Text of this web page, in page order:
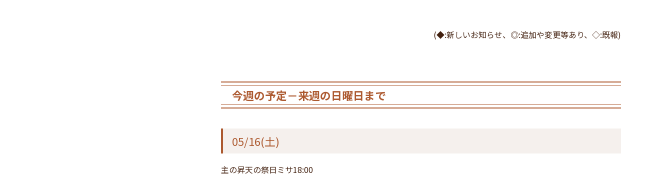
(◆:新しいお知らせ、◎:追加や変更等あり、◇:既報)
今週の予定－来週の日曜日まで
05/16(土)
主の昇天の祭日ミサ18:00